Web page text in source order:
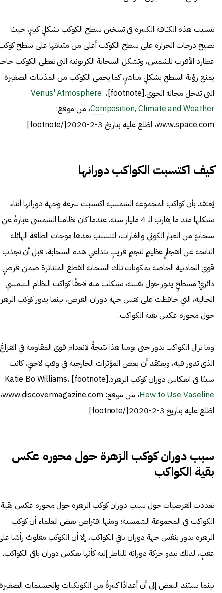
تتسبب هذه الكثافة الكبيرة في تسخين سطح الكوكب بشكلٍ كبيرٍ، حيث
تصبح درجات الحرارة على سطح الكوكب أعلى من مثيلاتها على سطح
عطارد الأقرب للشمس، وتشكل السحابة الكربونية التي تغطي الكوكب
يمنع رؤية السطح بشكلٍ مباشرٍ، كما يحمي الكوكب من المذنبات الصغيرة
التي تدخل مجاله الجوي.[footnote]،
Venus' Atmosphere:
Composition, Climate and Weather، من موقع:
www.space.com، اطّلع عليه بتاريخ 3-2-2020[/footnote]
كيف اكتسبت الكواكب دورانها
يُعتقد بأن كواكب المجموعة الشمسية اكتسبت سرعة وجهة دورانها أثناء
تشكلها منذ ما يقارب الـ 4 مليار سنة، عندما كان نظامنا الشمسي عبارةً عن
سحابةٍ من الغبار الكوني والغازات، لتتسبب بعدها موجات الطاقة الهائلة
الناتجة عن انفجارٍ عظيمٍ لنجمٍ قريبٍ بتداعي هذه السحابة، قبل أن تجذب
قوى الجاذبية الخاصة بمكونات تلك السحابة القطع المتناثرة ضمن قرصٍ
دائريٍّ مسطحٍ يدور حول نفسه، تشكلت منه لاحقًا كواكب النظام الشمسي
الحالية، التي حافظت على نفس جهة دوران القرص، بينما يدور كوكب
حول محوره عكس بقية الكواكب.
وما تزال الكواكب تدور حتى يومنا هذا نتيجةً لانعدام قوى المقاومة في الفراغ
الذي تدور فيه، ويعتقد أن بعض المؤثرات الخارجية في وقتٍ لاحقٍ، كانت
سببًا في انعكاس دوران كوكب الزهرة.[footnote] Katie Bo Williams،
How to Use Vaseline
، من موقع: www.discovermagazine.com،
اطّلع عليه بتاريخ 3-2-2020[/footnote]
سبب دوران كوكب الزهرة حول محوره عكس
بقية الكواكب
تعددت الفرضيات حول سبب دوران كوكب الزهرة حول محوره عكس بقية
الكواكب في المجموعة الشمسية؛ ومنها افتراض بعض العلماء أن كوكب
الزهرة يدور بنفس جهة دوران باقي الكواكب، إلا أن الكوكب مقلوبٌ رأسًا
عقبٍ، لذلك تبدو حركة دورانه للناظر إليه كأنها بعكس دوران باقي الكواكب.
بينما يستند البعض إلى أن أعدادًا كبيرةً من الكويكبات والجسيمات الصغيرة